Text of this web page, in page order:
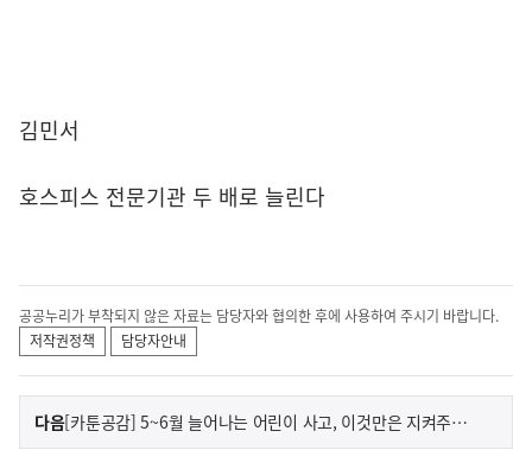
김민서
호스피스 전문기관 두 배로 늘린다
공공누리가 부착되지 않은 자료는 담당자와 협의한 후에 사용하여 주시기 바랍니다.
저작권정책
담당자안내
이
전
다음기
[카툰공감] 5~6월 늘어나는 어린이 사고, 이것만은 지켜주세요!